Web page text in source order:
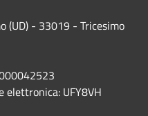
(UD) - 33019 - Tricesimo
elettronica: UFY8VH